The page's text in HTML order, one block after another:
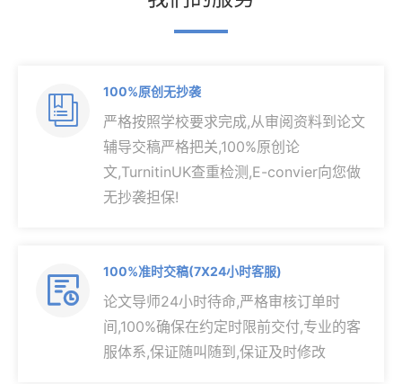

100%原创无抄袭
严格按照学校要求完成,从审阅资料到论文
辅导交稿严格把关,100%原创论
文,TurnitinUK查重检测,E-convier向您做
无抄袭担保!

100%准时交稿(7X24小时客服)
论文导师24小时待命,严格审核订单时
间,100%确保在约定时限前交付,专业的客
服体系,保证随叫随到,保证及时修改